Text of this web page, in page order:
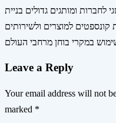
לחברות ומותגים גדולים בניית
למוצרים ולשירותים
במקרי בוחן מרחבי העולם
Leave a Reply
Your email address will not
marked *